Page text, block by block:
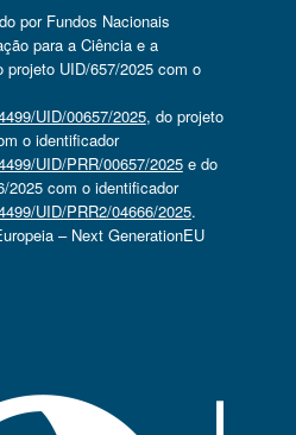
por Fundos Nacionais
para a Ciência e a
projeto UID/657/2025 com o
UID/00657/2025, do projeto
o identificador
UID/PRR/00657/2025e do
2025 com o identificador
UID/PRR2/04666/2025.
– Next GenerationEU